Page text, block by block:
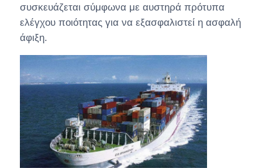
συσκευάζεται σύμφωνα με αυστηρά πρότυπα
ελέγχου ποιότητας για να εξασφαλιστεί η ασφαλή
άφιξη.